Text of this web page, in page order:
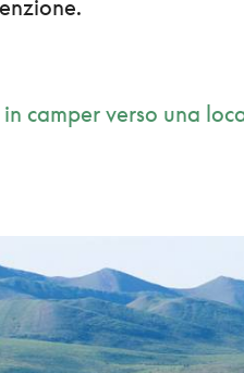
camper verso una